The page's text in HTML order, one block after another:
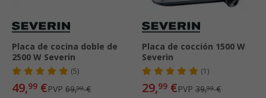
Placa de cocina doble de
2500 W Severin
(5)
49,99 €PVP 69,99€
Placa de cocción 1500 W
Severin
(1)
29,99 €PVP 39,99€